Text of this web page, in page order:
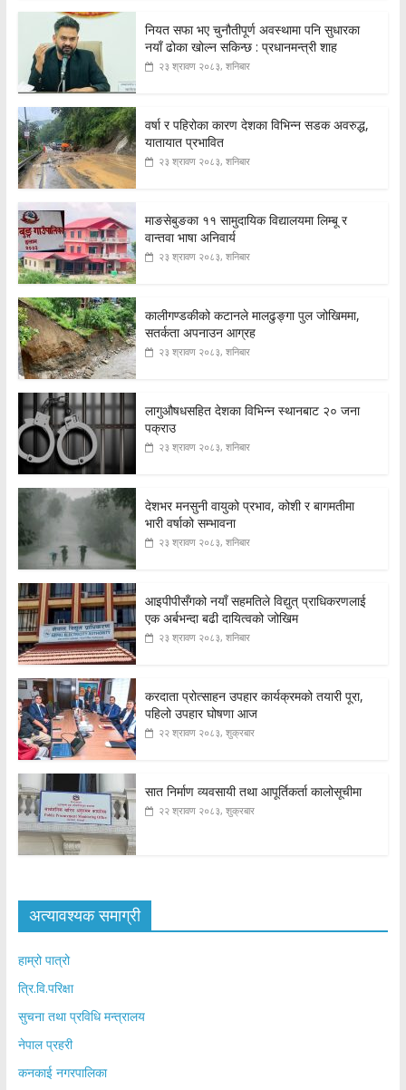
नियत सफा भए चुनौतीपूर्ण अवस्थामा पनि सुधारका
नयाँ ढोका खोल्न सकिन्छ : प्रधानमन्त्री शाह
२३ श्रावण २०८३, शनिबार
वर्षा र पहिरोका कारण देशका विभिन्न सडक अवरुद्ध,
यातायात प्रभावित
२३ श्रावण २०८३, शनिबार
माङसेबुङका ११ सामुदायिक विद्यालयमा लिम्बू र
वान्तवा भाषा अनिवार्य
२३ श्रावण २०८३, शनिबार
कालीगण्डकीको कटानले मालढुङ्गा पुल जोखिममा,
सतर्कता अपनाउन आग्रह
२३ श्रावण २०८३, शनिबार
लागुऔषधसहित देशका विभिन्न स्थानबाट २० जना
पक्राउ
२३ श्रावण २०८३, शनिबार
देशभर मनसुनी वायुको प्रभाव, कोशी र बागमतीमा
भारी वर्षाको सम्भावना
२३ श्रावण २०८३, शनिबार
आइपीपीसँगको नयाँ सहमतिले विद्युत् प्राधिकरणलाई
एक अर्बभन्दा बढी दायित्वको जोखिम
२३ श्रावण २०८३, शनिबार
करदाता प्रोत्साहन उपहार कार्यक्रमको तयारी पूरा,
पहिलो उपहार घोषणा आज
२२ श्रावण २०८३, शुक्रबार
सात निर्माण व्यवसायी तथा आपूर्तिकर्ता कालोसूचीमा
२२ श्रावण २०८३, शुक्रबार
अत्यावश्यक समाग्री
हाम्रो पात्रो
त्रि.वि.परिक्षा
सुचना तथा प्रविधि मन्त्रालय
नेपाल प्रहरी
कनकाई नगरपालिका